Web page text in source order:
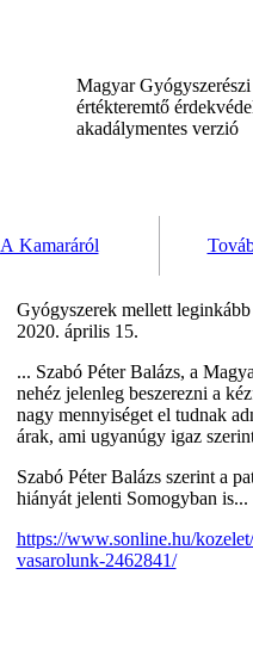
Magyar
értékteremtő
akadálymentes verzió
A Kamaráról
Gyógyszerek mellett
2020. április 15.
... Szabó Péter Balázs, a
nehéz jelenleg beszerezni a
nagy mennyiséget el tudnak
árak, ami ugyanúgy igaz
Szabó Péter Balázsszerint a
hiányát jelenti Somogyban is...
https://www.sonline.hu/
vasarolunk-2462841/